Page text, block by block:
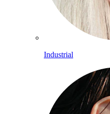
Industrial